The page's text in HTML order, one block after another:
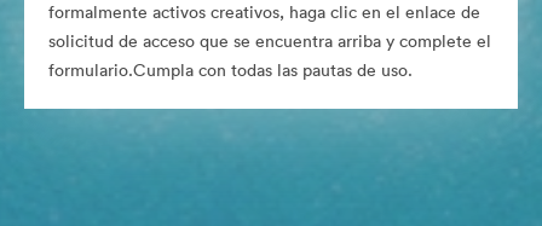
formalmente activos creativos, haga clic en el enlace de
solicitud de acceso que se encuentra arriba y complete el
formulario.Cumpla con todas las pautas de uso.